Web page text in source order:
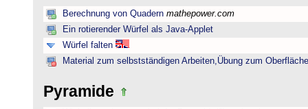
Berechnung von Quadern mathepower.com
Ein rotierender Würfel als Java-Applet
Würfel falten
Material zum selbstständigen Arbeiten,Übung zum
Pyramide